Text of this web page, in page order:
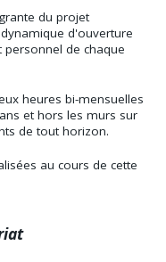
du projet
d'ouverture
de chaque
heures bi-mensuelles
et hors les murs sur
de tout horizon.
au cours de cette